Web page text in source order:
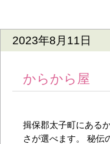
2023年8月11日
からから屋
揖保郡太子町にある
さが選べます。 秘伝